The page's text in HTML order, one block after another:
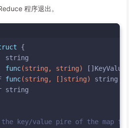
程序退出。
{
string
func(string, string)
[]KeyValue
func(string, [] string)
string
string
key/value pire of the map